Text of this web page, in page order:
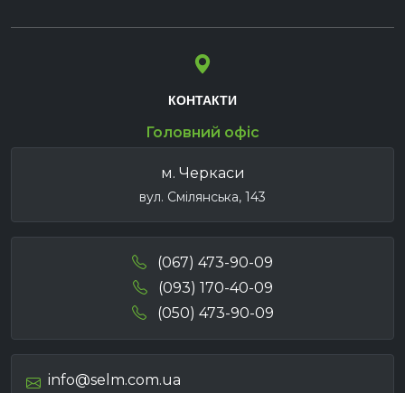
КОНТАКТИ
Головний офіс
м. Черкаси
вул. Смілянська, 143
(067) 473-90-09
(093) 170-40-09
(050) 473-90-09
info@selm.com.ua